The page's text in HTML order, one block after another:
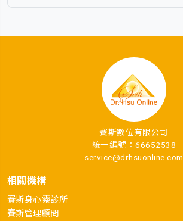
賽斯數位有限公司
統一編號：66652538
service@drhsuonline.com
相關機構
賽斯身心靈診所
賽斯管理顧問